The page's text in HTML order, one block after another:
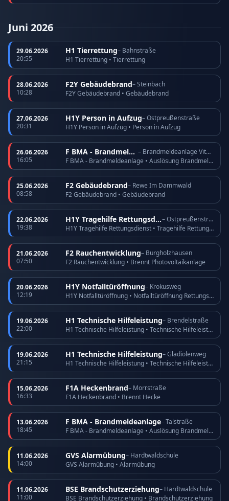
Juni 2026
29.06.2026
20:55
H1 Tierrettung– Bahnstraße
H1 Tierrettung • Tierrettung
28.06.2026
10:28
F2Y Gebäudebrand– Steinbach
F2Y Gebäudebrand • Gebäudebrand
27.06.2026
20:31
H1Y Person in Aufzug– Ostpreußenstraße
H1Y Person in Aufzug • Person in Aufzug
26.06.2026
16:05
F BMA - Brandmeldeanlage
– Brandmeldeanlage Vitos Köppern
F BMA - Brandmeldeanlage • Auslösung Brandmeldeanlage
25.06.2026
08:58
F2 Gebäudebrand– Rewe Im Dammwald
F2 Gebäudebrand • Gebäudebrand
22.06.2026
19:38
H1Y Tragehilfe Rettungsdienst
– Ostpreußenstraße
H1Y Tragehilfe Rettungsdienst • Tragehilfe Rettungsdienst
21.06.2026
07:50
F2 Rauchentwicklung– Burgholzhausen
F2 Rauchentwicklung • Brennt Photovoltaikanlage
20.06.2026
12:19
H1Y Notfalltüröffnung– Krokusweg
H1Y Notfalltüröffnung • Notfalltüröffnung Rettungsdienst
19.06.2026
22:00
H1 Technische Hilfeleistung– Brendelstraße
H1 Technische Hilfeleistung • Technische Hilfeleistung
19.06.2026
21:15
H1 Technische Hilfeleistung– Gladiolenweg
H1 Technische Hilfeleistung • Technische Hilfeleistung
15.06.2026
16:33
F1A Heckenbrand– Morrstraße
F1A Heckenbrand • Brennt Hecke
13.06.2026
18:45
F BMA - Brandmeldeanlage– Talstraße
F BMA - Brandmeldeanlage • Auslösung Brandmeldeanlage
11.06.2026
14:00
GVS Alarmübung– Hardtwaldschule
GVS Alarmübung • Alarmübung
11.06.2026
11:00
BSE Brandschutzerziehung– Hardtwaldschule
BSE Brandschutzerziehung • Brandschutzerziehung